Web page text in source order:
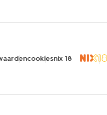
cookiesnix 18